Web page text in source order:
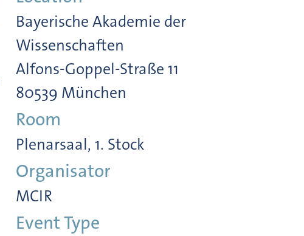
Bayerische Akademie der
Wissenschaften
Alfons-Goppel-Straße 11
80539 München
Room
Plenarsaal, 1. Stock
Organisator
MCIR
Event Type